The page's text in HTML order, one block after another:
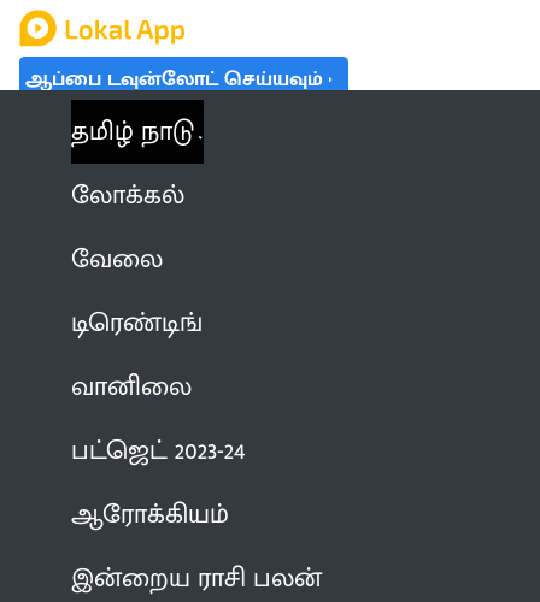
ஆப்பை டவுன்லோட் செய்யவும்
தமிழ் நாடு
லோக்கல்
வேலை
டிரெண்டிங்
வானிலை
பட்ஜெட் 2023-24
ஆரோக்கியம்
இன்றைய ராசி பலன்